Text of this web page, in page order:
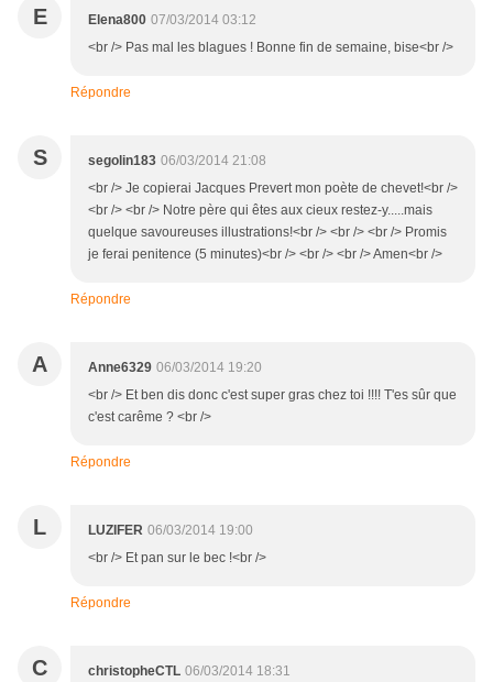
E Elena800 07/03/2014 03:12
<br /> Pas mal les blagues ! Bonne fin de semaine, bise<br />
Répondre
S segolin183 06/03/2014 21:08
<br /> Je copierai Jacques Prevert mon poète de chevet!<br />
<br /> <br /> Notre père qui êtes aux cieux restez-y.....mais
quelque savoureuses illustrations!<br /> <br /> <br /> Promis
je ferai penitence (5 minutes)<br /> <br /> <br /> Amen<br />
Répondre
A Anne6329 06/03/2014 19:20
<br /> Et ben dis donc c'est super gras chez toi !!!! T'es sûr que
c'est carême ? <br />
Répondre
L LUZIFER 06/03/2014 19:00
<br /> Et pan sur le bec !<br />
Répondre
C christopheCTL 06/03/2014 18:31